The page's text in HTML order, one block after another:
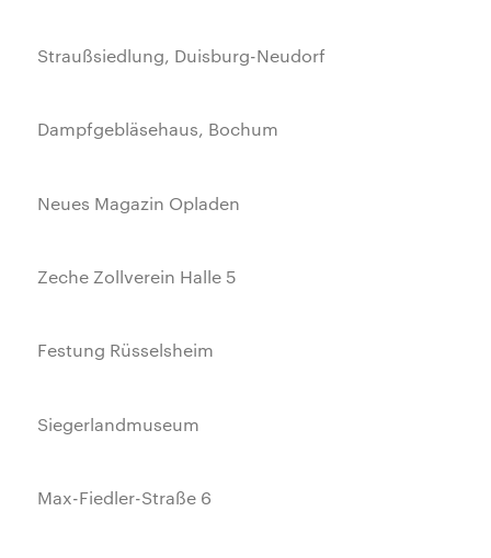
Straußsiedlung, Duisburg-Neudorf
Dampfgebläsehaus, Bochum
Neues Magazin Opladen
Zeche Zollverein Halle 5
Festung Rüsselsheim
Siegerlandmuseum
Max-Fiedler-Straße 6